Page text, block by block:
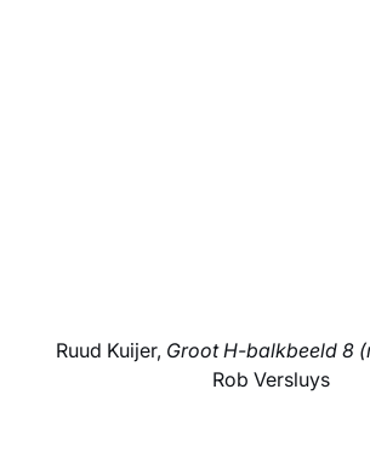
Ruud Kuijer, Groot H-balkbeeld 8
Rob Versluys